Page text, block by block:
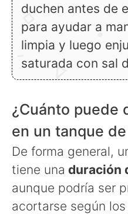
duchen antes de
para ayudar a
limpia y luego
saturada con sal
¿Cuánto puede
en un tanque
De forma general,
tiene una duración
aunque podría ser
acortarse según